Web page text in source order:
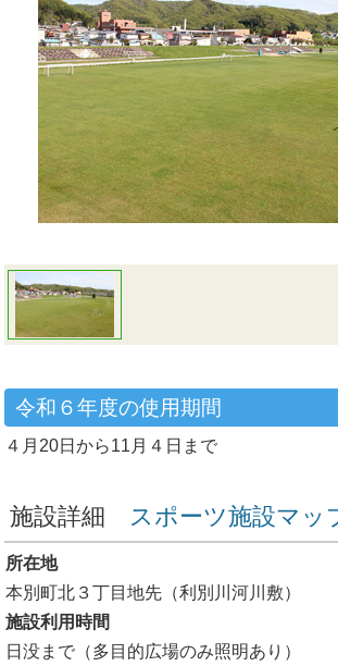
令和６年度の使用期間
４月20日から11月４日まで
施設詳細 スポーツ施設マッ
所在地
本別町北３丁目地先（利別川河川敷）
施設利用時間
日没まで（多目的広場のみ照明あり）